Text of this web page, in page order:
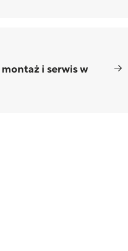
i serwis w